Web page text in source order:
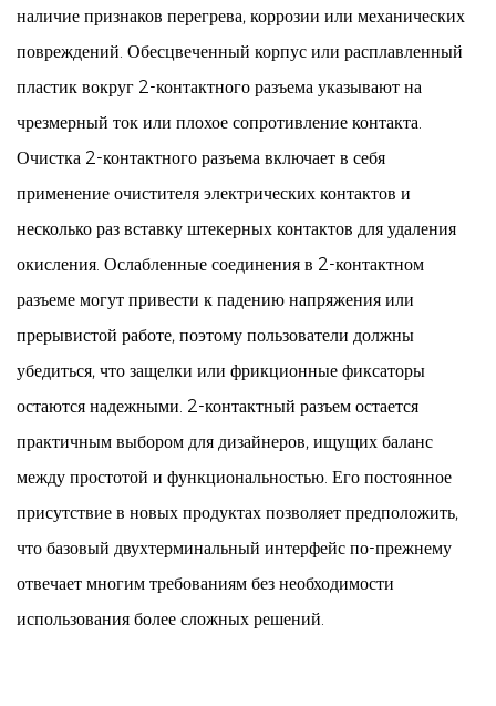
наличие признаков перегрева, коррозии или механических
повреждений. Обесцвеченный корпус или расплавленный
пластик вокруг 2-контактного разъема указывают на
чрезмерный ток или плохое сопротивление контакта.
Очистка 2-контактного разъема включает в себя
применение очистителя электрических контактов и
несколько раз вставку штекерных контактов для удаления
окисления. Ослабленные соединения в 2-контактном
разъеме могут привести к падению напряжения или
прерывистой работе, поэтому пользователи должны
убедиться, что защелки или фрикционные фиксаторы
остаются надежными. 2-контактный разъем остается
практичным выбором для дизайнеров, ищущих баланс
между простотой и функциональностью. Его постоянное
присутствие в новых продуктах позволяет предположить,
что базовый двухтерминальный интерфейс по-прежнему
отвечает многим требованиям без необходимости
использования более сложных решений.